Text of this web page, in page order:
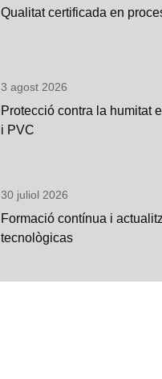
Qualitat certificada en
3 agost 2026
Protecció contra la humitat
i PVC
30 juliol 2026
Formació contínua i
tecnològicas